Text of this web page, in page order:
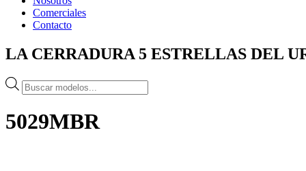
Comerciales
Contacto
LA CERRADURA 5 ESTRELLAS DEL
Búsqueda
de
5029MBR